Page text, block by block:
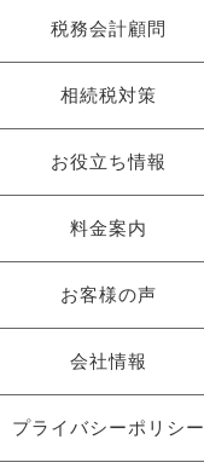
税務会計顧問
相続税対策
お役立ち情報
料金案内
お客様の声
会社情報
プライバシーポリシー